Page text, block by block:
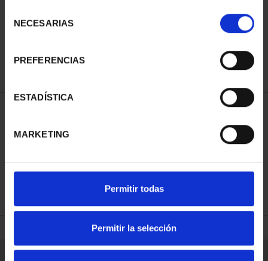
NECESARIAS
PREFERENCIAS
ESTADÍSTICA
MARKETING
Permitir todas
Permitir la selección
€73.00
REFINE